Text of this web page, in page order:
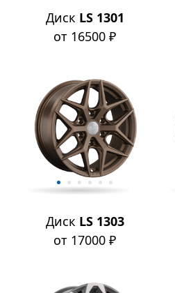
Диск LS 1301
от 16500 ₽
Диск LS 1303
от 17000 ₽